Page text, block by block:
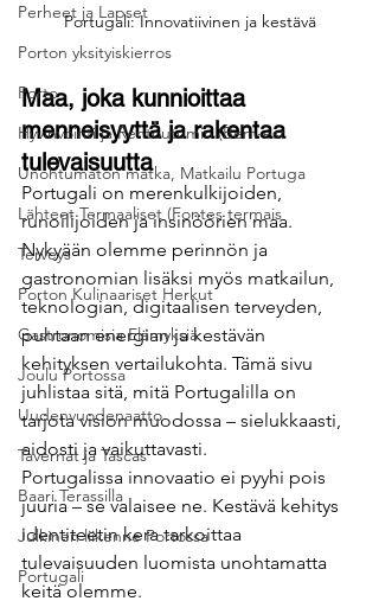
Perheet ja Lapset
Porton yksityiskierros
Porto
Hyvinvointi ja Rentoutumin (Bem-est
Unohtumaton matka, Matkailu Portuga
Lähteet Termaaliset (Fontes termais
Terveys
Porton Kulinaariset Herkut
Gastronomisia Elämyksiä
Joulu Portossa
Uudenvuodenaatto
Tavernat ja Tascas
Baari Terassilla
Julkinen liikenne Portossa
Portugali
Portugali: Innovatiivinen ja kestävä
Maa, joka kunnioittaa
menneisyyttä ja rakentaa
tulevaisuutta
Portugali on merenkulkijoiden,
runoilijoiden ja insinöörien maa.
Nykyään olemme perinnön ja
gastronomian lisäksi myös matkailun,
teknologian, digitaalisen terveyden,
puhtaan energian ja kestävän
kehityksen vertailukohta. Tämä sivu
juhlistaa sitä, mitä Portugalilla on
tarjota vision muodossa – sielukkaasti,
aidosti ja vaikuttavasti.
Portugalissa innovaatio ei pyyhi pois
juuria – se valaisee ne. Kestävä kehitys
identiteetin kera tarkoittaa
tulevaisuuden luomista unohtamatta
keitä olemme.